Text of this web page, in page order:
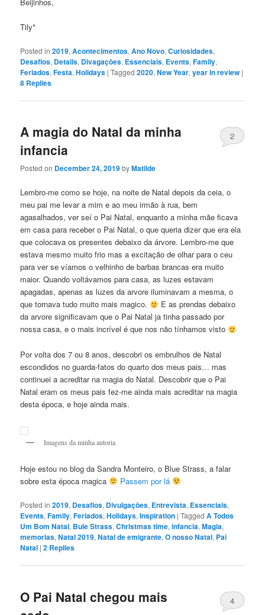
Tily*
Posted in 2019,Acontecimentos,Ano Novo,Curiosidades,
Desafios, Details, Divagaçōes, Essenciais, Events,Family,
Feriados,Festa,Holidays |Tagged 2020,New Year,year in review |
8 Replies
A magia do Natal da minha
infancia
Posted on December 24, 2019byMatilde
2
Lembro-me como se hoje, na noite de Natal depois da ceia, o
meu pai me levar a mim e ao meu irmão à rua, bem
agasalhados, ver seí o Pai Natal, enquanto a minha mãe ficava
em casa para receber o Pai Natal, o que queria dizer que era ela
que colocava os presentes debaixo da árvore. Lembro-me que
estava mesmo muito frio mas a excitação de olhar para o ceu
para ver se víamos o velhinho de barbas brancas era muito
maior. Quando voltávamos para casa, as luzes estavam
apagadas, apenas as luzes da arvore iluminavam a mesma, o
que tornava tudo muito mais magico.
E as prendas debaixo
da arvore significavam que o Pai Natal ja tinha passado por
nossa casa, e o mais incrível é que nos não tínhamos visto
Por volta dos 7 ou 8 anos, descobri os embrulhos de Natal
escondidos no guarda-fatos do quarto dos meus pais… mas
continuei a acreditar na magia do Natal. Descobrir que o Pai
Natal eram os meus pais fez-me ainda mais acreditar na magia
desta época, e hoje ainda mais.
Imagens da minha autoria
Hoje estou no blog da Sandra Monteiro, o Blue Strass, a falar
sobre esta época magica
Passem por lá
Posted in 2019, Desafios, Divulgaçōes, Entrevista, Essenciais,
Events,Family,Feriados,Holidays,Inspiration |Tagged A Todos
Um Bom Natal, Bule Strass,Christmas time,infancia,Magia,
memorias,Natal 2019,Natal de emigrante,O nosso Natal, Pai
Natal |2 Replies
O Pai Natal chegou mais
4